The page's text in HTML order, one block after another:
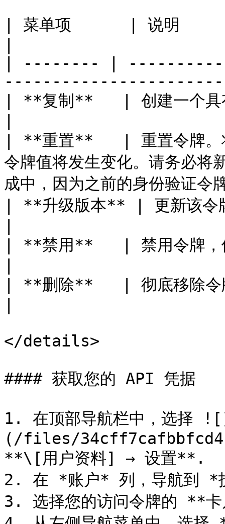
| 菜单项      | 说明
| -------- |
| **复制**   | 创建一个具有
| **重置**   | 重置令牌。
令牌值将发生变化。请务必将
成中，因为之前的身份验证
| **升级版本** | 更新该令
| **禁用**   | 禁用令牌，
| **删除**   | 彻底移除令
</details>
#### 获取您的 API 凭据
1. 在顶部导航栏中，选择
(/files/
**\[用户资料] → 设置**.
2. 在 *账户* 列，导航到 *
3. 选择您的访问令牌的 **